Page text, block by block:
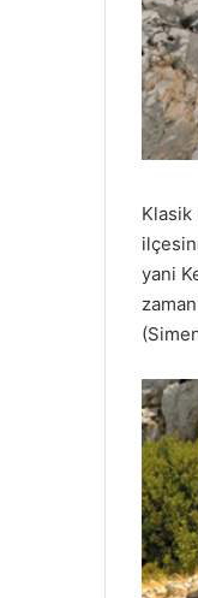
Klasik
yani